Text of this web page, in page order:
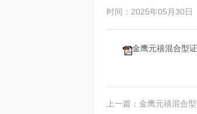
时间：2025年05月30日
金鹰元禧混合型
上一篇：金鹰元禧混合